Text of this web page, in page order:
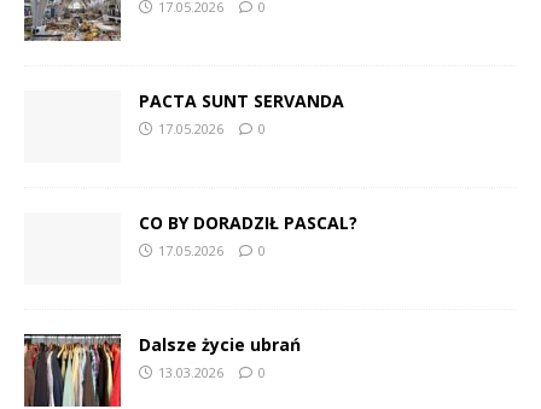
17.05.2026 0
PACTA SUNT SERVANDA
17.05.2026 0
CO BY DORADZIŁ PASCAL?
17.05.2026 0
Dalsze życie ubrań
13.03.2026 0